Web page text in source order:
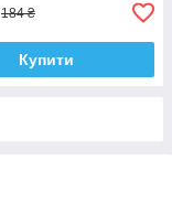
184 ₴
Купити